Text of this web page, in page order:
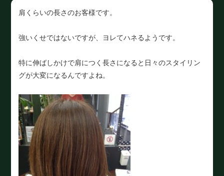
肩くらいの長さのお客様です。
強いくせではないですが、ヨレてハネるようです。
特に伸ばしかけで肩につく長さになると日々のスタイリン
グが大変になるんですよね。